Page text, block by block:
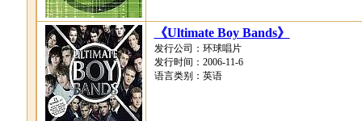
《Ultimate Boy Bands》
发行公司：环球唱片
发行时间：2006-11-6
语言类别：英语